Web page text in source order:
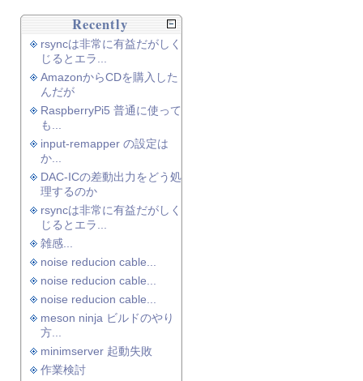
Recently
rsyncは非常に有益だがしく
じるとエラ...
AmazonからCDを購入した
んだが
RaspberryPi5 普通に使って
も...
input-remapper の設定は
か...
DAC-ICの差動出力をどう処
理するのか
rsyncは非常に有益だがしく
じるとエラ...
雑感...
noise reducion cable...
noise reducion cable...
noise reducion cable...
meson ninja ビルドのやり
方...
minimserver 起動失敗
作業検討